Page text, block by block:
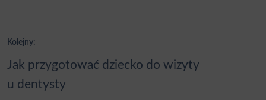
Nawigacja
wpisu
Kolejny:
Jak przygotować dziecko do wizyty
u dentysty